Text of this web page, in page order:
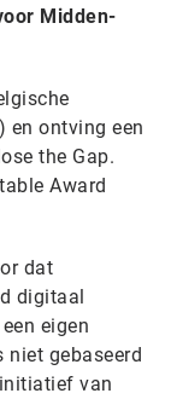
Midden-
en ontving een
the Gap.
Award
dat
digitaal
eigen
gebaseerd
van